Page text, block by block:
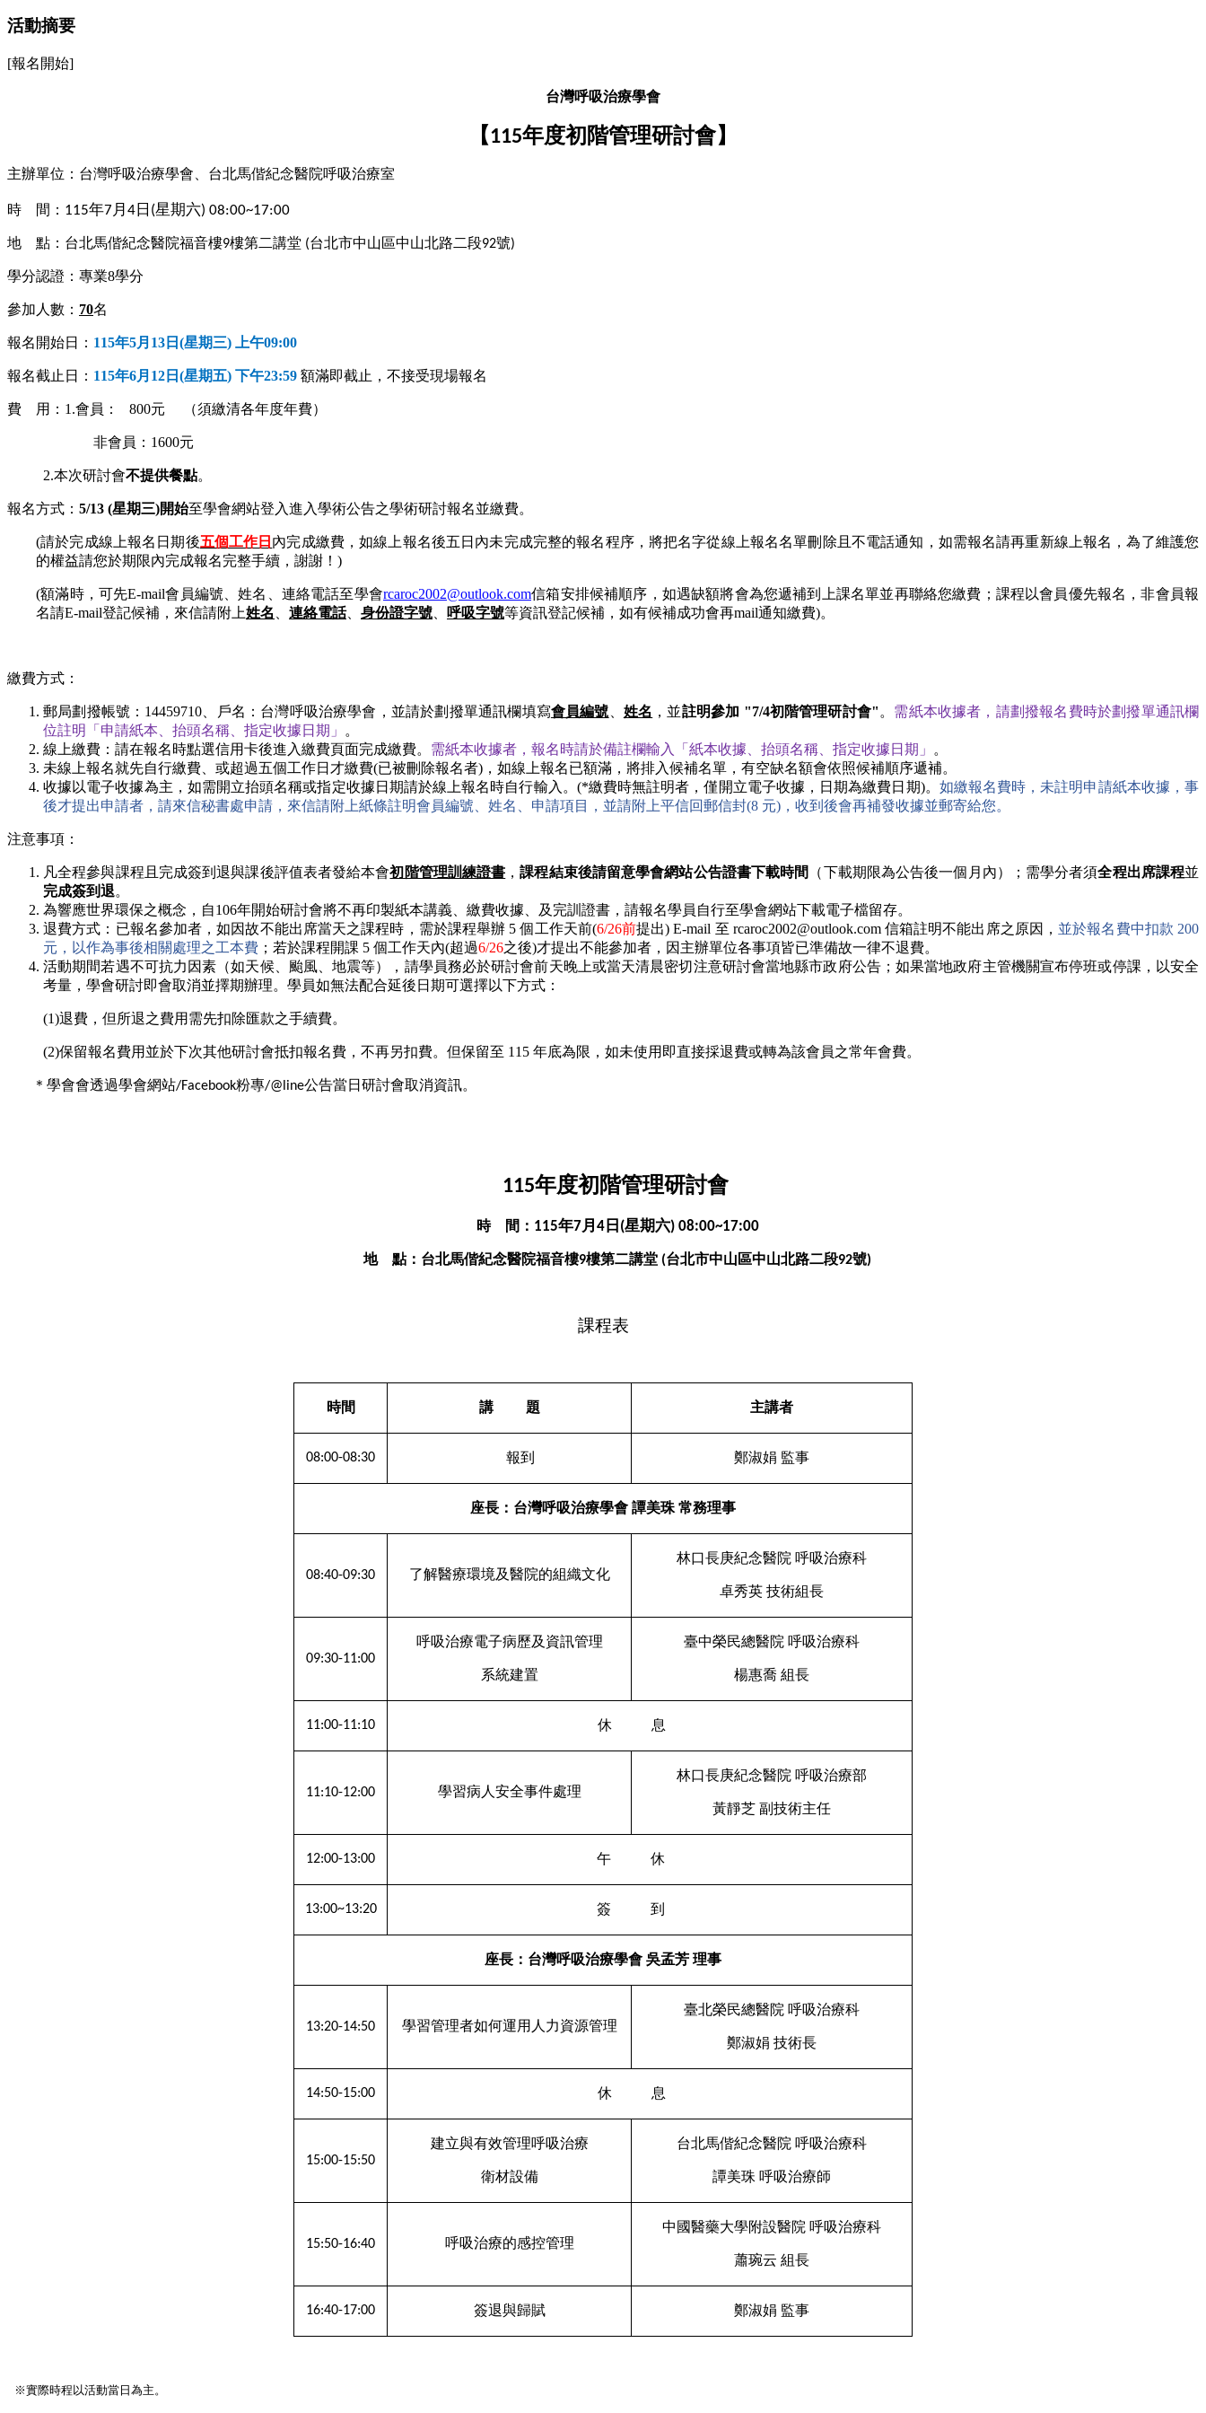
活動摘要
[報名開始]
台灣呼吸治療學會
【115年度初階管理研討會】
主辦單位：台灣呼吸治療學會、台北馬偕紀念醫院呼吸治療室
時 間： 115年7 月 4 日 (星期六) 08:00~17:00
地 點： 台北馬偕紀念醫院福音樓9樓第二講堂 (台北市中山區中山北路二段92號)
學分認證：專業8學分
參加人數： 70名
報名開始日： 115年5月13日(星期三) 上午09:00
報名截止日： 115年6月12日(星期五) 下午23:59 額滿即截止，不接受現場報名
費 用：1.會員： 800元 （須繳清各年度年費）
非會員：1600元
2.本次研討會不提供餐點。
報名方式： 5/13 (星期三)開始至學會網站登入進入學術公告之學術研討報名並繳費。
(請於完成線上報名日期後五個工作日 內完成繳費，如線上報名後五日內未完成完整的報名程序，將把名字從線上報名名單刪除且不電話通知，如需報名請再重新線上報名，為了維護您
的權益請您於期限內完成報名完整手續，謝謝！)
(額滿時，可先E-mail會員編號、姓名、連絡電話至學會rcaroc2002@outlook.com信箱安排候補順序，如遇缺額將會為您遞補到上課名單並再聯絡您繳費；課程以會員優先報名，非會員報
名請E-mail登記候補，來信請附上姓名 連絡電話、 身份證字號 呼吸字號等資訊登記候補，如有候補成功會再mail通知繳費)。
繳費方式：
郵局劃撥帳號：14459710、戶名：台灣呼吸治療學會，並請於劃撥單通訊欄填寫會員編號 姓名 ，並註明參加 "7/4初階管理研討會" 。 需紙本收據者，請劃撥報名費時於劃撥單通訊欄
位註明「申請紙本、抬頭名稱、指定收據日期」
。
線上繳費：請在報名時點選信用卡後進入繳費頁面完成繳費。 需紙本收據者，報名時請於備註欄輸入「紙本收據、抬頭名稱、指定收據日期」
。
未線上報名就先自行繳費、或超過五個工作日才繳費(已被刪除報名者)，如線上報名已額滿，將排入候補名單，有空缺名額會依照候補順序遞補。
收據以電子收據為主，如需開立抬頭名稱或指定收據日期請於線上報名時自行輸入。(*繳費時無註明者，僅開立電子收據，日期為繳費日期)。 如繳報名費時，未註明申請紙本收據，事
後才提出申請者，請來信秘書處申請，來信請附上紙條註明會員編號、姓名、申請項目，並請附上平信回郵信封(8 元)，收到後會再補發收據並郵寄給您。
注意事項：
凡全程參與課程且完成簽到退與課後評值表者發給本會初階管理訓練證書 ，課程結束後請留意學會網站公告證書下載時間 （下載期限為公告後一個月內）； 需學分者須全程出席課程並
完成簽到退。
為響應世界環保之概念，自106年開始研討會將不再印製紙本講義、繳費收據、及完訓證書，請報名學員自行至學會網站下載電子檔留存。
退費方式：已報名參加者，如因故不能出席當天之課程時，需於課程舉辦 5 個工作天前(6/26前提出) E-mail 至 rcaroc2002@outlook.com 信箱註明不能出席之原因， 並於報名費中扣款 200
元，以作為事後相關處理之工本費 ；若於課程開課 5 個工作天內(超過6/26之後)才提出不能參加者，因主辦單位各事項皆已準備故一律不退費。
活動期間若遇不可抗力因素（如天候、颱風、地震等）， 請學員務必於研討會前天晚上或當天清晨密切注意研討會當地縣市政府公告；如果當地政府主管機關宣布停班或停課，以安全
考量，學會研討即會取消並擇期辦理。 學員如無法配合延後日期可選擇以下方式：
(1)退費，但所退之費用需先扣除匯款之手續費。
(2)保留報名費用並於下次其他研討會抵扣報名費，不再另扣費。但保留至 115 年底為限，如未使用即直接採退費或轉為該會員之常年會費。
＊學會會透過學會網站/Facebook粉專/@line公告當日研討會取消資訊。
115年度初階管理研討會
時 間： 115年7月 4日 (星期六) 08:00~17:00
地 點：台北馬偕紀念醫院福音樓9樓第二講堂 (台北市中山區中山北路二段92號)
課程表
時間 講 題 主講者
08:00-08:30 報到 鄭淑娟 監事
座長：台灣呼吸治療學會 譚美珠 常務理事
08:40-09:30 了解醫療環境及醫院的組織文化
林口長庚紀念醫院 呼吸治療科
卓秀英 技術組長
09:30-11:00
呼吸治療電子病歷及資訊管理
系統建置
臺中榮民總醫院 呼吸治療科
楊惠喬 組長
11:00-11:10 休 息
11:10-12:00 學習病人安全事件處理
林口長庚紀念醫院 呼吸治療部
黃靜芝 副技術主任
12:00-13:00 午 休
13:00~13:20 簽 到
座長：台灣呼吸治療學會 吳孟芳 理事
13:20-14:50 學習管理者如何運用人力資源管理
臺北榮民總醫院 呼吸治療科
鄭淑娟 技術長
14:50-15:00 休 息
15:00-15:50
建立與有效管理呼吸治療
衛材設備
台北馬偕紀念醫院 呼吸治療科
譚美珠 呼吸治療師
15:50-16:40 呼吸治療的感控管理
中國醫藥大學附設醫院 呼吸治療科
蕭琬云 組長
16:40-17:00 簽退與歸賦 鄭淑娟 監事
※實際時程以活動當日為主。